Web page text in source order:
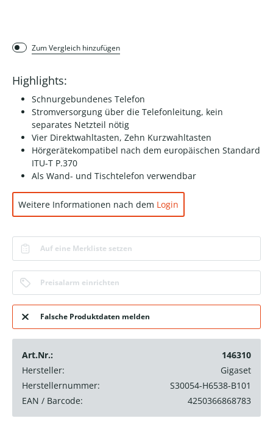
Zum Vergleich hinzufügen
Highlights:
Schnurgebundenes Telefon
Stromversorgung über die Telefonleitung, kein
separates Netzteil nötig
Vier Direktwahltasten, Zehn Kurzwahltasten
Hörgerätekompatibel nach dem europäischen Standard
ITU-T P.370
Als Wand- und Tischtelefon verwendbar
Weitere Informationen nach dem Login
Auf eine Merkliste setzen
Preisalarm einrichten
Falsche Produktdaten melden
Art.Nr.:
146310
Hersteller:
Gigaset
Herstellernummer:
S30054-H6538-B101
EAN / Barcode:
4250366868783